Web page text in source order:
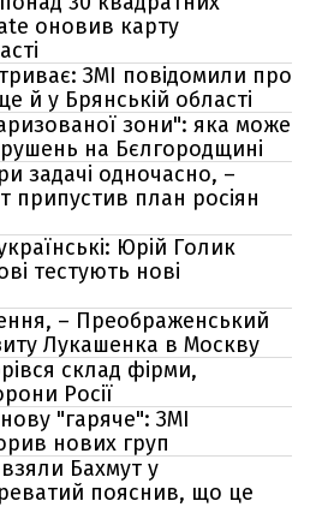
оновив карту
ЗМІ повідомили про
й у Брянській області
зони": яка може
на Бєлгородщині
задачі одночасно, –
припустив план росіян
Юрій Голик
тестують нові
– Преображенський
Лукашенка в Москву
склад фірми,
Росії
"гаряче": ЗМІ
нових груп
взяли Бахмут у
пояснив, що це